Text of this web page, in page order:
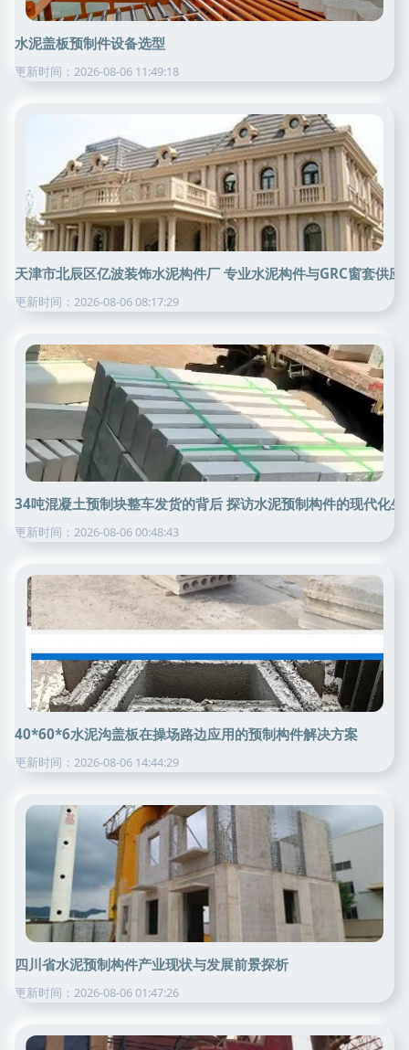
水泥盖板预制件设备选型
更新时间：2026-08-06 11:49:18
天津市北辰区亿波装饰水泥构件厂 专业水泥构件与GRC窗套供应
更新时间：2026-08-06 08:17:29
34吨混凝土预制块整车发货的背后 探访水泥预制构件的现代化生
更新时间：2026-08-06 00:48:43
40*60*6水泥沟盖板在操场路边应用的预制构件解决方案
更新时间：2026-08-06 14:44:29
四川省水泥预制构件产业现状与发展前景探析
更新时间：2026-08-06 01:47:26